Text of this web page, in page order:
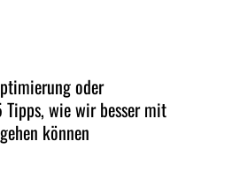
oder
wie wir besser mit
können